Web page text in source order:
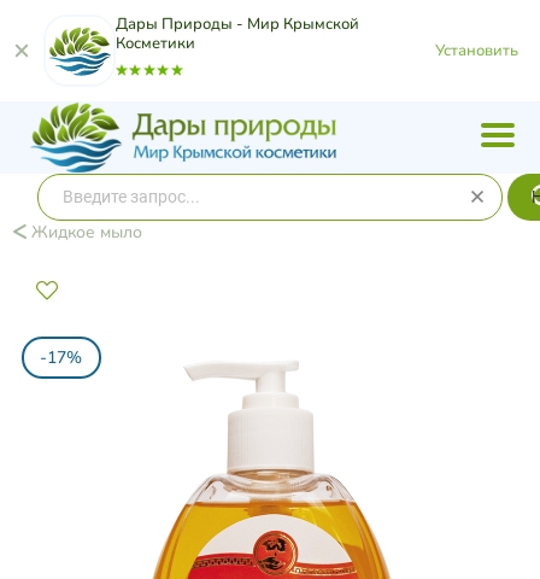
Дары Природы - Мир Крымской
Косметики
Установить
Жидкое мыло
-17%